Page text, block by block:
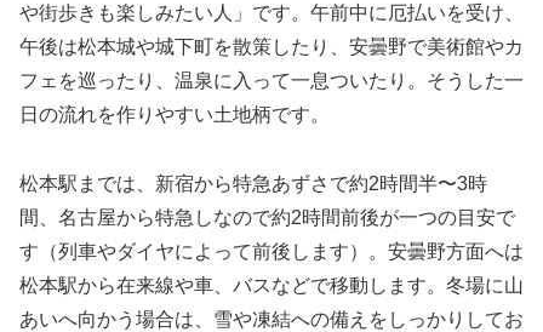
や街歩きも楽しみたい人」です。午前中に厄払いを受け、
午後は松本城や城下町を散策したり、安曇野で美術館やカ
フェを巡ったり、温泉に入って一息ついたり。そうした一
日の流れを作りやすい土地柄です。
松本駅までは、新宿から特急あずさで約2時間半〜3時
間、名古屋から特急しなので約2時間前後が一つの目安で
す（列車やダイヤによって前後します）。安曇野方面へは
松本駅から在来線や車、バスなどで移動します。冬場に山
あいへ向かう場合は、雪や凍結への備えをしっかりしてお